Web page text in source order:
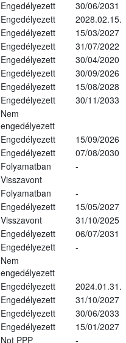
Engedélyezett
30/06/2031
Engedélyezett
2028.02.15.
Engedélyezett
15/03/2027
Engedélyezett
31/07/2022
Engedélyezett
30/04/2020
Engedélyezett
30/09/2026
Engedélyezett
15/08/2028
Engedélyezett
30/11/2033
Nem
engedélyezett
Engedélyezett
15/09/2026
Engedélyezett
07/08/2030
Folyamatban
-
Visszavont
Folyamatban
-
Engedélyezett
15/05/2027
Visszavont
31/10/2025
Engedélyezett
06/07/2031
Engedélyezett
-
Nem
engedélyezett
Engedélyezett
2024.01.31.
Engedélyezett
31/10/2027
Engedélyezett
30/06/2033
Engedélyezett
15/01/2027
Not PPP -